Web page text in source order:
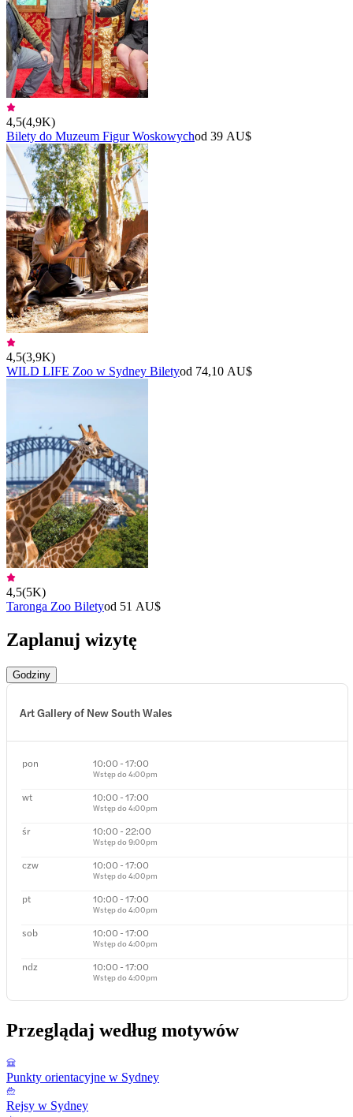
4,5(4,9K)
Bilety do Muzeum Figur Woskowychod 39 AU$
4,5(3,9K)
WILD LIFE Zoo w Sydney Biletyod 74,10 AU$
4,5(5K)
Taronga Zoo Biletyod 51 AU$
Zaplanuj wizytę
Godziny
Art Gallery of New South Wales
pon 10:00 - 17:00
Wstęp do4:00pm
wt 10:00 - 17:00
Wstęp do4:00pm
śr 10:00 - 22:00
Wstęp do9:00pm
czw 10:00 - 17:00
Wstęp do4:00pm
pt 10:00 - 17:00
Wstęp do4:00pm
sob 10:00 - 17:00
Wstęp do4:00pm
ndz 10:00 - 17:00
Wstęp do4:00pm
Przeglądaj według motywów
Punkty orientacyjne w Sydney
Rejsy w Sydney